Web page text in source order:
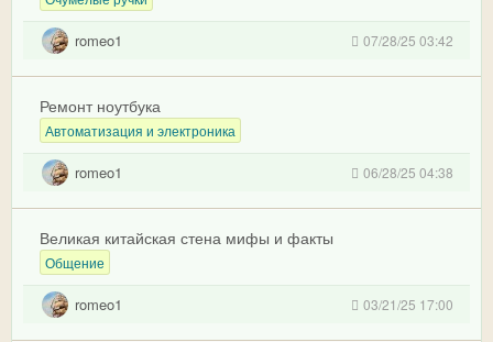
romeo1 07/28/25 03:42
Ремонт ноутбука
Автоматизация и электроника
romeo1 06/28/25 04:38
Великая китайская стена мифы и факты
Общение
romeo1 03/21/25 17:00